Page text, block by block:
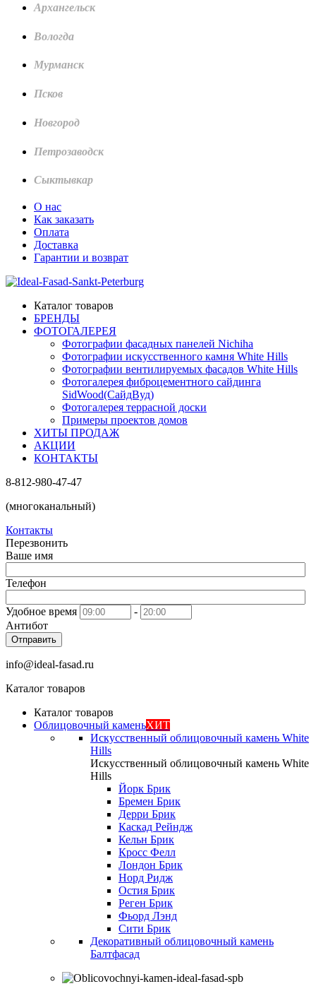
Архангельск
Вологда
Мурманск
Псков
Новгород
Петрозаводск
Сыктывкар
О нас
Как заказать
Оплата
Доставка
Гарантии и возврат
Каталог товаров
БРЕНДЫ
ФОТОГАЛЕРЕЯ
Фотографии фасадных панелей Nichiha
Фотографии искусственного камня White Hills
Фотографии вентилируемых фасадов White Hills
Фотогалерея фиброцементного сайдинга
SidWood(СайдВуд)
Фотогалерея террасной доски
Примеры проектов домов
ХИТЫ ПРОДАЖ
АКЦИИ
КОНТАКТЫ
8-812-980-47-47
(многоканальный)
Контакты
Перезвонить
Ваше имя
Телефон
Удобное время
-
Антибот
Отправить
info@ideal-fasad.ru
Каталог товаров
Каталог товаров
Облицовочный каменьХИТ
Искусственный облицовочный камень White
Hills
Искусственный облицовочный камень White
Hills
Йорк Брик
Бремен Брик
Дерри Брик
Каскад Рейндж
Кельн Брик
Кросс Фелл
Лондон Брик
Норд Ридж
Остия Брик
Реген Брик
Фьорд Лэнд
Сити Брик
Декоративный облицовочный камень
Балтфасад